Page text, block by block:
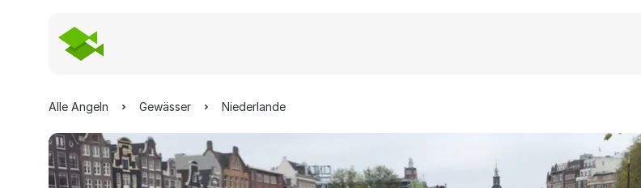
Alle Angeln Gewässer Niederlande